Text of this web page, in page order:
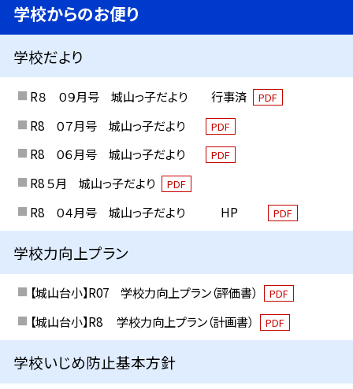
学校からのお便り
学校だより
R８ ０９月号 城山っ子だより 行事済 PDF
R8 ０７月号 城山っ子だより PDF
R8 ０６月号 城山っ子だより PDF
R8 ５月 城山っ子だより PDF
R8 ０４月号 城山っ子だより HP PDF
学校力向上プラン
【城山台小】R07 学校力向上プラン（評価書） PDF
【城山台小】R8 学校力向上プラン（計画書） PDF
学校いじめ防止基本方針